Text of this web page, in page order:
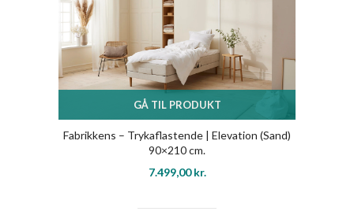
GÅ TIL PRODUKT
Fabrikkens – Trykaflastende | Elevation (Sand)
90×210 cm.
7.499,00kr.